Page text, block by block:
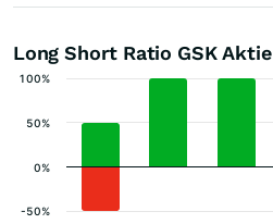
Long Short Ratio GSK Aktie
-50%
0%
50%
100%